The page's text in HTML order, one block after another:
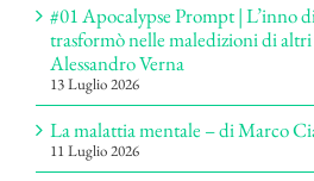
#01 Apocalypse Prompt | L’inno
trasformò nelle maledizioni di
Alessandro Verna
13 Luglio 2026
La malattia mentale – di Marco
11 Luglio 2026